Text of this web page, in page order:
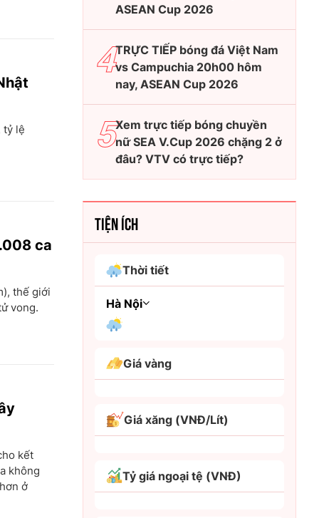
tỷ lệ
ca
thế giới
vong.
kết
không
ở
ASEAN Cup 2026
TRỰC TIẾP bóng đá Việt Nam
vs Campuchia 20h00 hôm
nay, ASEAN Cup 2026
Xem trực tiếp bóng chuyền
nữ SEA V.Cup 2026 chặng 2 ở
đâu? VTV có trực tiếp?
TIỆN ÍCH
Thời tiết
Hà Nội
Bình Dương
Bình Thuận
Bạc Liêu
Giá vàng
Giá xăng (VNĐ/Lít)
Tỷ giá ngoại tệ (VNĐ)